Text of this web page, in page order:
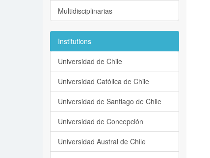
Multidisciplinarias
Institutions
Universidad de Chile
Universidad Católica de Chile
Universidad de Santiago de Chile
Universidad de Concepción
Universidad Austral de Chile